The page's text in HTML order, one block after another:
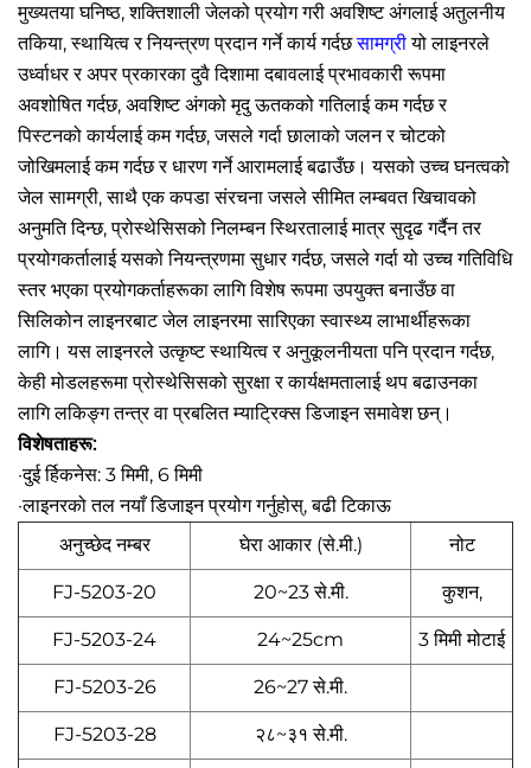
मुख्यतया घनिष्ठ, शक्तिशाली जेलको प्रयोग गरी अवशिष्ट अंगलाई अतुलनीय
तकिया, स्थायित्व र नियन्त्रण प्रदान गर्ने कार्य गर्दछसामग्रीयो लाइनरले
उर्ध्वाधर र अपर प्रकारका दुवै दिशामा दबावलाई प्रभावकारी रूपमा
अवशोषित गर्दछ, अवशिष्ट अंगको मृदु ऊतकको गतिलाई कम गर्दछ र
पिस्टनको कार्यलाई कम गर्दछ, जसले गर्दा छालाको जलन र चोटको
जोखिमलाई कम गर्दछ र धारण गर्ने आरामलाई बढाउँछ। यसको उच्च घनत्वको
जेल सामग्री, साथै एक कपडा संरचना जसले सीमित लम्बवत खिचावको
अनुमति दिन्छ, प्रोस्थेसिसको निलम्बन स्थिरतालाई मात्र सुदृढ गर्दैन तर
प्रयोगकर्तालाई यसको नियन्त्रणमा सुधार गर्दछ, जसले गर्दा यो उच्च गतिविधि
स्तर भएका प्रयोगकर्ताहरूका लागि विशेष रूपमा उपयुक्त बनाउँछ वा
सिलिकोन लाइनरबाट जेल लाइनरमा सारिएका स्वास्थ्य लाभार्थीहरूका
लागि। यस लाइनरले उत्कृष्ट स्थायित्व र अनुकूलनीयता पनि प्रदान गर्दछ,
केही मोडलहरूमा प्रोस्थेसिसको सुरक्षा र कार्यक्षमतालाई थप बढाउनका
लागि लकिङ्ग तन्त्र वा प्रबलित म्याट्रिक्स डिजाइन समावेश छन्।
विशेषताहरू:
·दुई र्हिकनेस: 3 मिमी, 6 मिमी
·लाइनरको तल नयाँ डिजाइन प्रयोग गर्नुहोस्, बढी टिकाऊ
अनुच्छेद नम्बर
घेरा आकार (से.मी.) नोट
FJ-5203-20 20~23 से.मी. कुशन,
FJ-5203-24 24~25cm 3 मिमी मोटाई
FJ-5203-26 26~27 से.मी.
FJ-5203-28 २८~३१ से.मी.